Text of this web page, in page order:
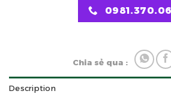
Chia sẻ qua :
Description